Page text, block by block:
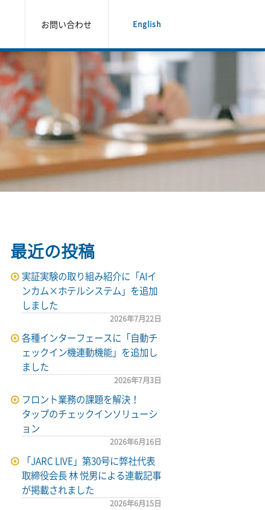
お問い合わせ English
最近の投稿
実証実験の取り組み紹介に「AIイ
ンカム×ホテルシステム」を追加
しました
2026年7月22日
各種インターフェースに「自動チ
ェックイン機連動機能」を追加し
ました
2026年7月3日
フロント業務の課題を解決！
タップのチェックインソリューシ
ョン
2026年6月16日
「JARC LIVE」第30号に弊社代表
取締役会長 林 悦男による連載記事
が掲載されました
2026年6月15日